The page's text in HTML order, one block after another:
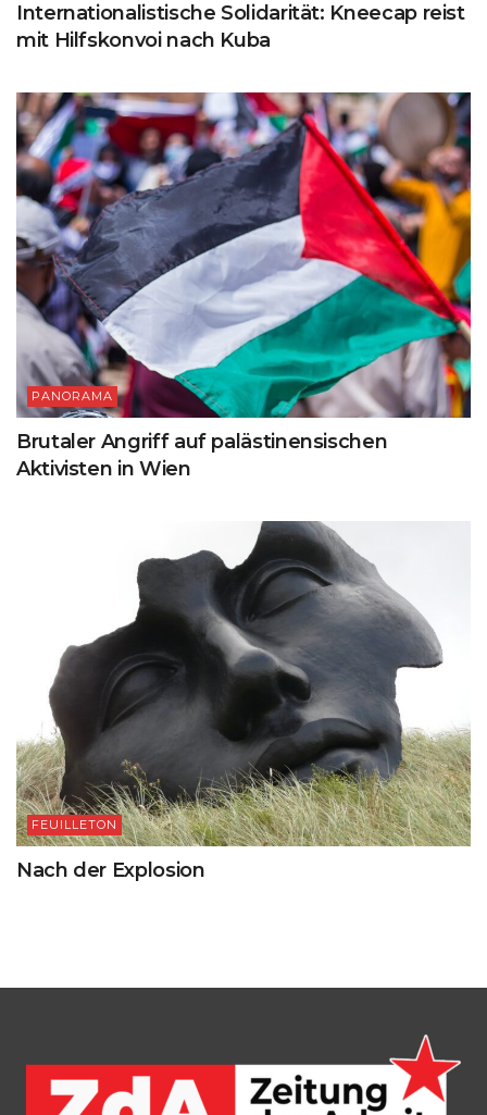
Internationalistische Solidarität: Kneecap reist
mit Hilfskonvoi nach Kuba
PANORAMA
Brutaler Angriff auf palästinensischen
Aktivisten in Wien
FEUILLETON
Nach der Explosion